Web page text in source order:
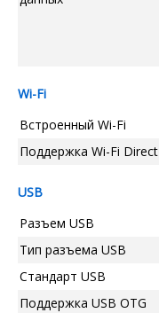
Wi-Fi
Встроенный Wi-Fi
Поддержка Wi-Fi Direct
USB
Разъем USB
Тип разъема USB
Стандарт USB
Поддержка USB OTG